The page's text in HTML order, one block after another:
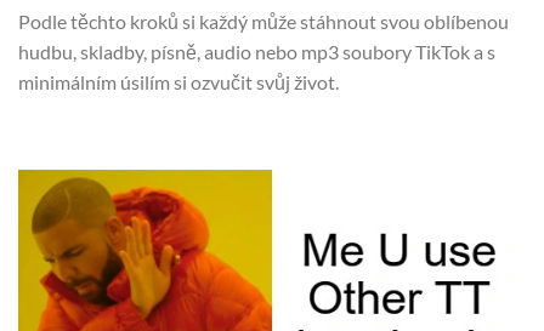
Podle těchto kroků si každý může stáhnout svou oblíbenou
hudbu, skladby, písně, audio nebo mp3 soubory TikTok a s
minimálním úsilím si ozvučit svůj život.